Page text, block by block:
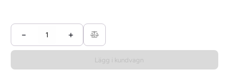
− +
Lägg i kundvagn